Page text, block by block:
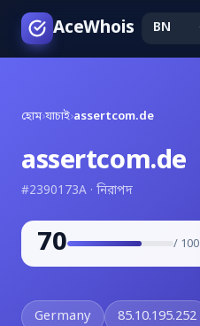
AceWhois
হোম›যাচাই›assertcom.de
assertcom.de
#2390173A · নিরাপদ
70 / 100
Germany 85.10.195.252